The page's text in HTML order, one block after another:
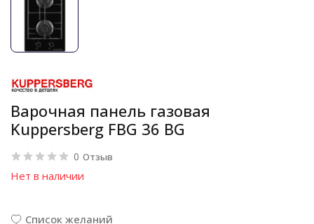
Варочная панель газовая
Kuppersberg FBG 36 BG
0 Отзыв
Нет в наличии
Список желаний